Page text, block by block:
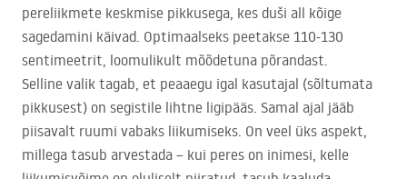
pereliikmete keskmise pikkusega, kes duši all kõige
sagedamini käivad. Optimaalseks peetakse 110-130
sentimeetrit, loomulikult mõõdetuna põrandast.
Selline valik tagab, et peaaegu igal kasutajal (sõltumata
pikkusest) on segistile lihtne ligipääs. Samal ajal jääb
piisavalt ruumi vabaks liikumiseks. On veel üks aspekt,
millega tasub arvestada – kui peres on inimesi, kelle